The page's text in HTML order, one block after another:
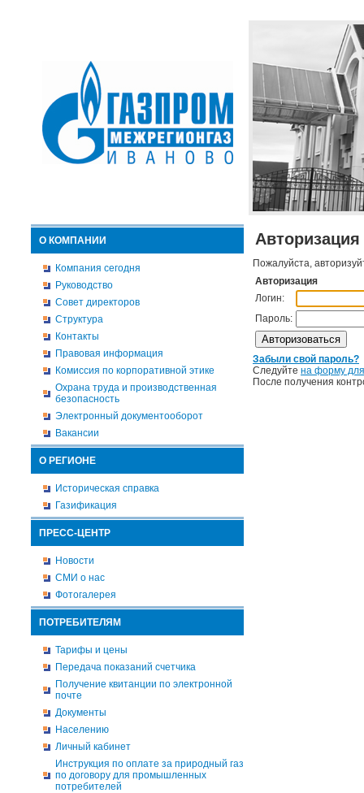
О КОМПАНИИ
Компания сегодня
Руководство
Совет директоров
Структура
Контакты
Правовая информация
Комиссия по корпоративной этике
Охрана труда и производственная
безопасность
Электронный документооборот
Вакансии
О РЕГИОНЕ
Историческая справка
Газификация
ПРЕСС-ЦЕНТР
Новости
СМИ о нас
Фотогалерея
ПОТРЕБИТЕЛЯМ
Тарифы и цены
Передача показаний счетчика
Получение квитанции по электронной
почте
Документы
Населению
Личный кабинет
Инструкция по оплате за природный газ
по договору для промышленных
потребителей
Авторизация
Пожалуйста,
Авторизация
Логин:
Пароль:
Забыли свой пароль?
Следуйте на форму
После получения